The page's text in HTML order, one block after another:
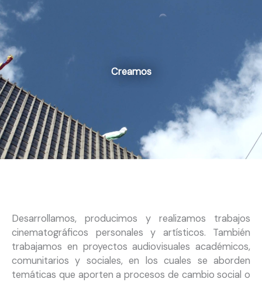
Creamos
Desarrollamos, producimos y realizamos trabajos
cinematográficos personales y artísticos. También
trabajamos en proyectos audiovisuales académicos,
comunitarios y sociales, en los cuales se aborden
temáticas que aporten a procesos de cambio social o